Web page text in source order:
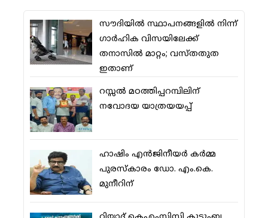
സൗദിയില്‍ സ്ഥാപനങ്ങളില്‍ നിന്ന്
ഗാര്‍ഹിക വിസയിലേക്ക്
തനാസില്‍ മാറ്റം; വസ്തതുത
ഇതാണ്
റസ്സല്‍ മഠത്തിപ്പറമ്പിലിന്
നവോദയ യാത്രയയപ്പ്
ഹാഷിം എന്‍ജിനീയര്‍ കര്‍മ്മ
പുരസ്‌കാരം ഡോ. എം.കെ.
മുനീറിന്